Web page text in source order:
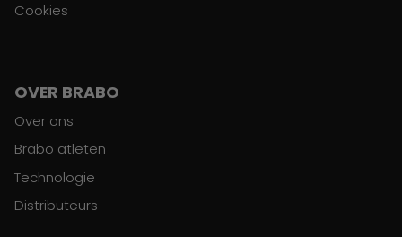
Cookies
OVER BRABO
Over ons
Brabo atleten
Technologie
Distributeurs